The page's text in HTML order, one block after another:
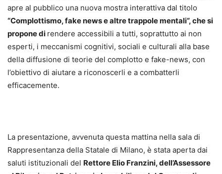
apre al pubblico una nuova mostra interattiva dal titolo
“Complottismo, fake news e altre trappole mentali”, che si
propone di rendere accessibili a tutti, soprattutto ai non
esperti, i meccanismi cognitivi, sociali e culturali alla base
della diffusione di teorie del complotto e fake-news, con
l’obiettivo di aiutare a riconoscerli e a combatterli
efficacemente.
La presentazione, avvenuta questa mattina nella sala di
Rappresentanza della Statale di Milano, è stata aperta dai
saluti istituzionali del Rettore Elio Franzini, dell’Assessore